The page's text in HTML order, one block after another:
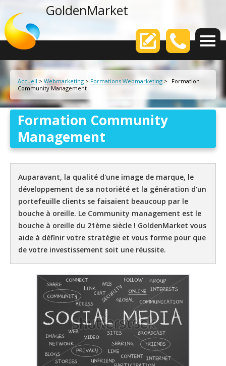
GoldenMarket
Votre
Accueil > Webmarketing > Formations Webmarketing >
Formation
Community Management
Formation Community
Management
Auparavant, la qualité d'une image de marque, le
développement de sa notoriété et la génération d'un
portefeuille clients se faisaient beaucoup par le
bouche à oreille. Le Community management est le
bouche à oreille du 21ème siècle ! GoldenMarket vous
aide à définir votre stratégie et vous forme pour que
de votre investissement soit une réussite.